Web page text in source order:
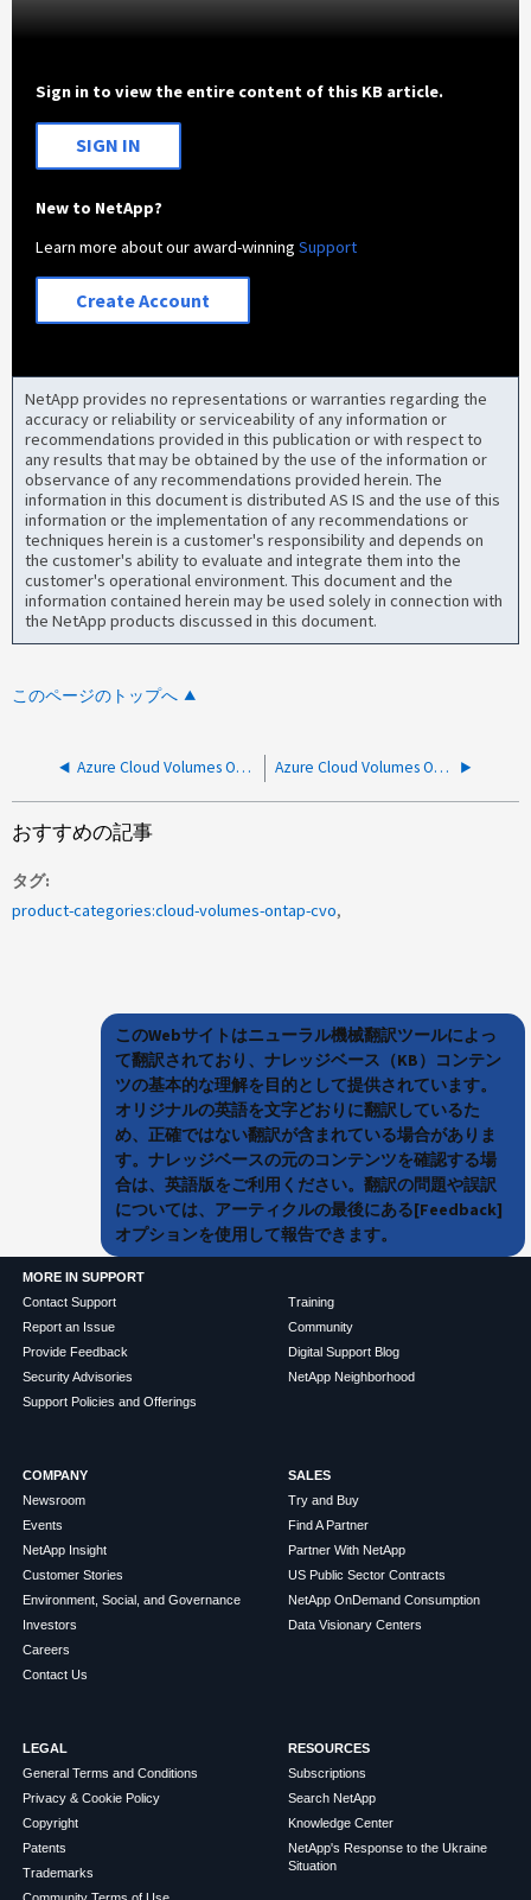
Sign in to view the entire content of this KB article.
SIGN IN
New to NetApp?
Learn more about our award-winningSupport
Create Account
NetApp provides no representations or warranties regarding the
accuracy or reliability or serviceability of any information or
recommendations provided in this publication or with respect to
any results that may be obtained by the use of the information or
observance of any recommendations provided herein. The
information in this document is distributed AS IS and the use of this
information or the implementation of any recommendations or
techniques herein is a customer's responsibility and depends on
the customer's ability to evaluate and integrate them into the
customer's operational environment. This document and the
information contained herein may be used solely in connection with
the NetApp products discussed in this document.
このページのトップへ
Azure Cloud Volumes ONTAP HA からネットアップに AutoSupport が送信されていません Azure Cloud Volumes ONTAPインスタンスが明確な理由なくオフラインになった
おすすめの記事
タグ
product-categories:cloud-volumes-ontap-cvo
このWebサイトはニューラル機械翻訳ツールによっ
て翻訳されており、ナレッジベース（KB）コンテン
ツの基本的な理解を目的として提供されています。
オリジナルの英語を文字どおりに翻訳しているた
め、正確ではない翻訳が含まれている場合がありま
す。ナレッジベースの元のコンテンツを確認する場
合は、英語版をご利用ください。翻訳の問題や誤訳
については、アーティクルの最後にある[Feedback]
オプションを使用して報告できます。
MORE IN SUPPORT
Contact Support
Report an Issue
Provide Feedback
Security Advisories
Support Policies and Offerings
Training
Community
Digital Support Blog
NetApp Neighborhood
COMPANY
Newsroom
Events
NetApp Insight
Customer Stories
Environment, Social, and Governance
Investors
Careers
Contact Us
SALES
Try and Buy
Find A Partner
Partner With NetApp
US Public Sector Contracts
NetApp OnDemand Consumption
Data Visionary Centers
LEGAL
General Terms and Conditions
Privacy & Cookie Policy
Copyright
Patents
Trademarks
RESOURCES
Subscriptions
Search NetApp
Knowledge Center
NetApp's Response to the Ukraine
Situation